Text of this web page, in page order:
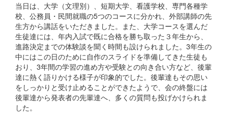
当日は、大学（文理別）、短期大学、看護学校、専門各種学
校、公務員・民間就職の5つのコースに分かれ、外部講師の先
生方から講話をいただきました。また、大学コースを選んだ
生徒達には、年内入試で既に合格を勝ち取った３年生から、
進路決定までの体験談を聞く時間も設けられました。3年生の
中にはこの日のために自作のスライドを準備してきた生徒も
おり、3年間の学習の進め方や受験との向き合い方など、後輩
達に熱く語りかける様子が印象的でした。後輩達もその思い
をしっかりと受け止めることができたようで、会の終盤には
後輩達から発表者の先輩達へ、多くの質問も投げかけられま
した。